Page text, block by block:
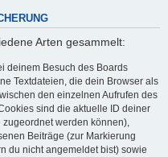
Arten gesammelt:
deinem Besuch des Boards
Textdateien, die dein Browser als
den einzelnen Aufrufen des
sind die aktuelle ID deiner
werden können),
Beiträge (zur Markierung
du nicht angemeldet bist) sowie